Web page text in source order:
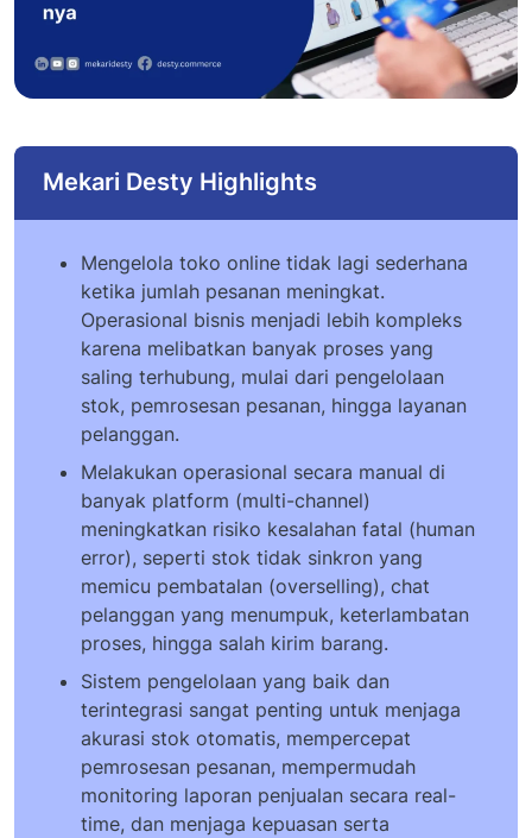
Mekari Desty Highlights
Mengelola toko online tidak lagi sederhana
ketika jumlah pesanan meningkat.
Operasional bisnis menjadi lebih kompleks
karena melibatkan banyak proses yang
saling terhubung, mulai dari pengelolaan
stok, pemrosesan pesanan, hingga layanan
pelanggan.
Melakukan operasional secara manual di
banyak platform (multi-channel)
meningkatkan risiko kesalahan fatal (human
error), seperti stok tidak sinkron yang
memicu pembatalan (overselling), chat
pelanggan yang menumpuk, keterlambatan
proses, hingga salah kirim barang.
Sistem pengelolaan yang baik dan
terintegrasi sangat penting untuk menjaga
akurasi stok otomatis, mempercepat
pemrosesan pesanan, mempermudah
monitoring laporan penjualan secara real-
time, dan menjaga kepuasan serta